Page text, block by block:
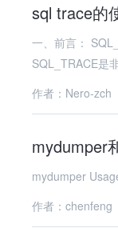
sql trace的
一、前言： SQL_TRACE是Oracle提供的用于进行SQL跟踪的手段，是强有力的辅助诊断工具.在日常的数据库问题诊断和解决中，
作者：Nero-zch
mydumper
作者：chenfeng